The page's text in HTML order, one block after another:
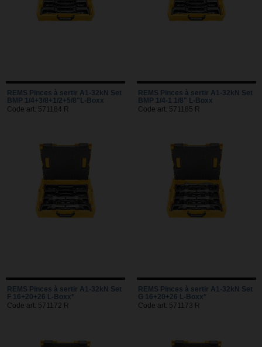
REMS Pinces à sertir A1-32kN Set
BMP 1/4+3/8+1/2+5/8"L-Boxx
Code art. 571184 R
REMS Pinces à sertir A1-32kN Set
BMP 1/4-1 1/8" L-Boxx
Code art. 571185 R
REMS Pinces à sertir A1-32kN Set
F 16+20+26 L-Boxx*
Code art. 571172 R
REMS Pinces à sertir A1-32kN Set
G 16+20+26 L-Boxx*
Code art. 571173 R